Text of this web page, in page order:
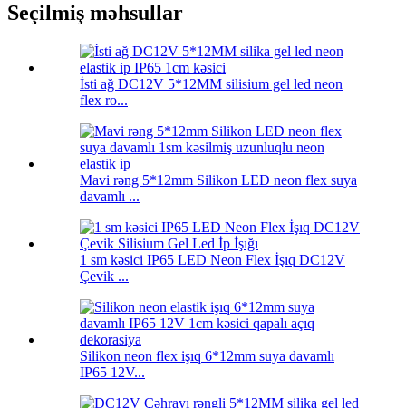
Seçilmiş məhsullar
İsti ağ DC12V 5*12MM silisium gel led neon
flex ro...
Mavi rəng 5*12mm Silikon LED neon flex suya
davamlı ...
1 sm kəsici IP65 LED Neon Flex İşıq DC12V
Çevik ...
Silikon neon flex işıq 6*12mm suya davamlı
IP65 12V...